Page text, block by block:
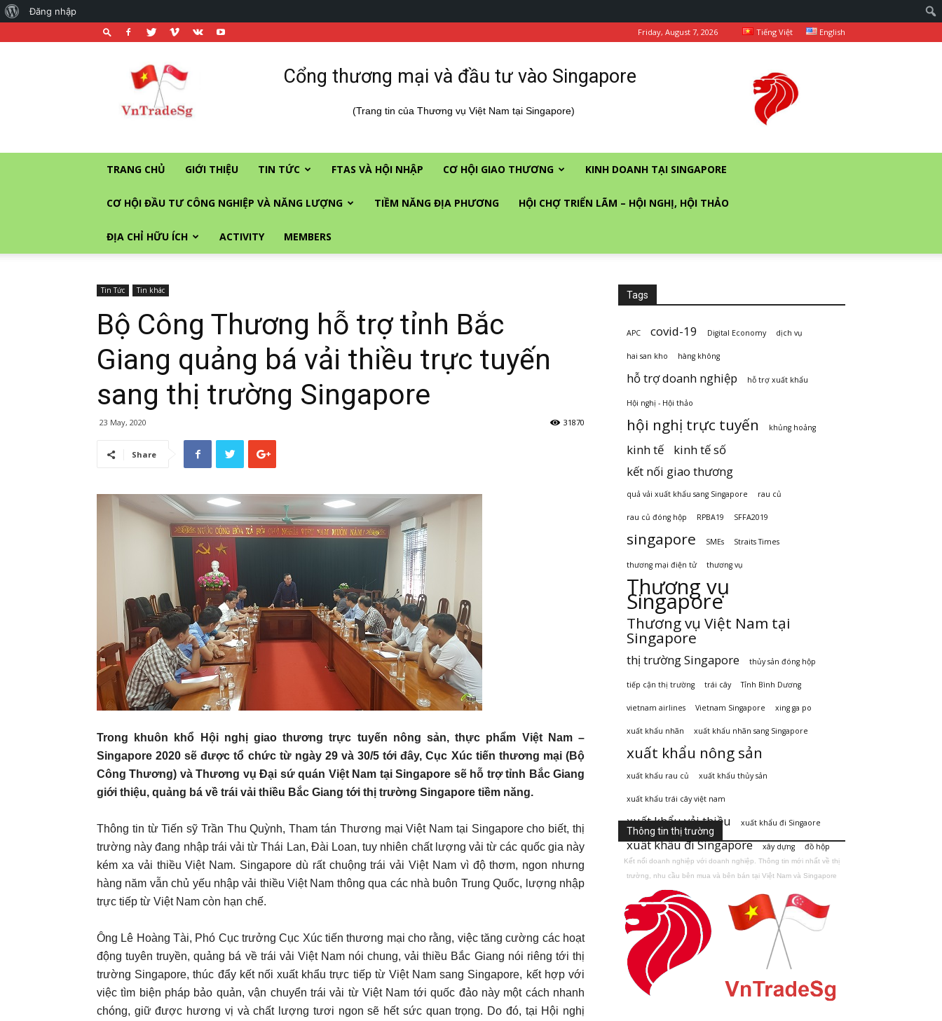
Friday, August 7, 2026 Tiếng Việt English
Cổng
thương
và
vào
Singapore
Cổng thương mại và đầu tư vào Singapore
(Trang tin của Thương vụ Việt Nam tại Singapore)
TRANG CHỦ GIỚI THIỆU TIN TỨC FTAS VÀ HỘI NHẬP CƠ HỘI GIAO THƯƠNG KINH DOANH TẠI SINGAPORE
CƠ HỘI ĐẦU TƯ CÔNG NGHIỆP VÀ NĂNG LƯỢNG TIỀM NĂNG ĐỊA PHƯƠNG HỘI CHỢ TRIỂN LÃM – HỘI NGHỊ, HỘI THẢO
ĐỊA CHỈ HỮU ÍCH ACTIVITY MEMBERS
Tin Tức Tin khác
Bộ Công Thương hỗ trợ tỉnh Bắc
Giang quảng bá vải thiều trực tuyến
sang thị trường Singapore
23 May, 2020 31870
Share
Trong khuôn khổ Hội nghị giao thương trực tuyến nông sản, thực phẩm Việt Nam –
Singapore 2020 sẽ được tổ chức từ ngày 29 và 30/5 tới đây, Cục Xúc tiến thương mại (Bộ
Công Thương) và Thương vụ Đại sứ quán Việt Nam tại Singapore sẽ hỗ trợ tỉnh Bắc Giang
giới thiệu, quảng bá về trái vải thiều Bắc Giang tới thị trường Singapore tiềm năng.
Thông tin từ Tiến sỹ Trần Thu Quỳnh, Tham tán Thương mại Việt Nam tại Singapore cho biết, thị
trường này đang nhập trái vải từ Thái Lan, Đài Loan, tuy nhiên chất lượng vải từ các quốc gia này
kém xa vải thiều Việt Nam. Singapore dù rất chuộng trái vải Việt Nam vì độ thơm, ngon nhưng
hàng năm vẫn chủ yếu nhập vải thiều Việt Nam thông qua các nhà buôn Trung Quốc, lượng nhập
trực tiếp từ Việt Nam còn hạn chế.
Ông Lê Hoàng Tài, Phó Cục trưởng Cục Xúc tiến thương mại cho rằng, việc tăng cường các hoạt
động tuyên truyền, quảng bá về trái vải Việt Nam nói chung, vải thiều Bắc Giang nói riêng tới thị
trường Singapore, thúc đẩy kết nối xuất khẩu trực tiếp từ Việt Nam sang Singapore, kết hợp với
việc tìm biện pháp bảo quản, vận chuyển trái vải từ Việt Nam tới quốc đảo này một cách nhanh
chóng, giữ được hương vị và chất lượng tươi ngon sẽ hết sức quan trọng. Do đó, tại Hội nghị
Tags
APC covid-19 Digital Economy dịch vụ
hai san kho hàng không
hỗ trợ doanh nghiệp hỗ trợ xuất khẩu
Hội nghị - Hội thảo
hội nghị trực tuyến khủng hoảng
kinh tế
kinh tế số
kết nối giao thương
quả vải xuất khẩu sang Singapore rau củ
rau củ đóng hộp RPBA19 SFFA2019
singapore SMEs Straits Times
thương mại điện tử thương vụ
Thương vụ
Singapore
Thương vụ Việt Nam tại
Singapore
thị trường Singapore thủy sản đóng hộp
tiếp cận thị trường trái cây Tỉnh Bình Dương
vietnam airlines Vietnam Singapore xing ga po
xuất khẩu nhãn xuất khẩu nhãn sang Singapore
xuất khẩu nông sản
xuất khẩu rau củ xuất khẩu thủy sản
xuất khẩu trái cây việt nam
xuất khẩu vải thiều xuất khẩu đi Singaore
xuất khẩu đi Singapore xây dựng đồ hộp
Thông tin thị trường
Kết nối doanh nghiệp với doanh nghiệp. Thông tin mới nhất về thị
trường, nhu cầu bên mua và bên bán tại Việt Nam và Singapore
About
Đăng nhập